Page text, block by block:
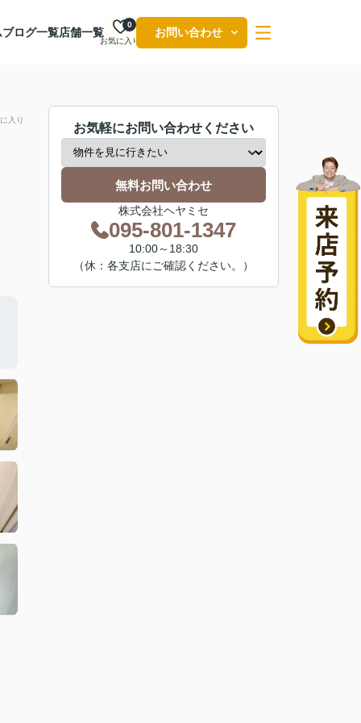
ブログ一覧店舗一覧
お気に入り
0
お問い合わせ
入り
お気軽にお問い合わせください
無料お問い合わせ
株式会社ヘヤミセ
095-801-1347
10:00～18:30
（休：各支店にご確認ください。）